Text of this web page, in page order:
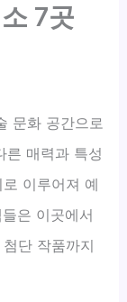
7곳
문화 공간으로
른 매력과 특성
이루어져 예
은 이곳에서
단 작품까지